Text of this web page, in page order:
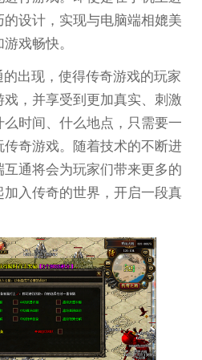
设计，实现与电脑端相媲美
戏畅快。
出现，使得传奇游戏的玩家
，并享受到更加真实、刺激
时间、什么地点，只需要一
奇游戏。随着技术的不断进
通将会为玩家们带来更多的
入传奇的世界，开启一段真